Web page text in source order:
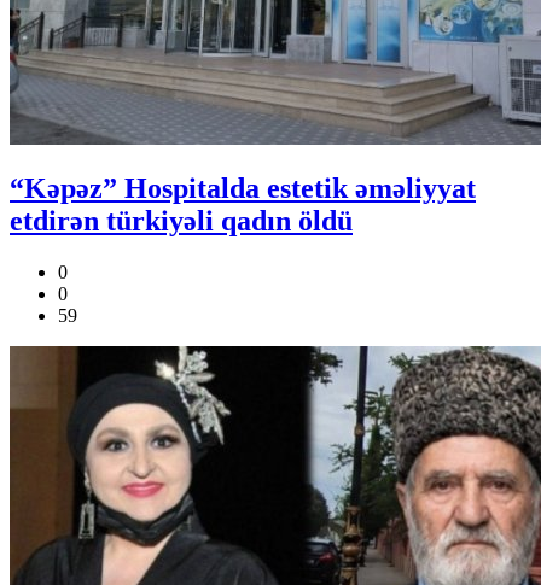
“Kəpəz” Hospitalda estetik əməliyyat
etdirən türkiyəli qadın öldü
0
0
59